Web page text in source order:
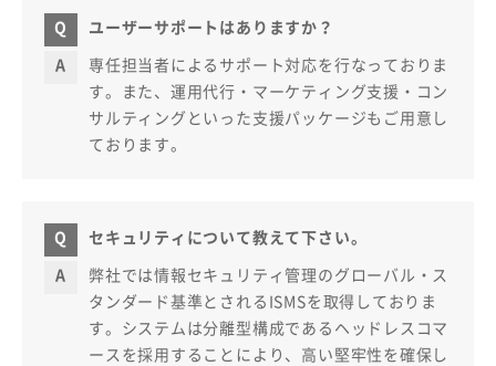
ユーザーサポートはありますか？
専任担当者によるサポート対応を行なっておりま
す。また、運用代行・マーケティング支援・コン
サルティングといった支援パッケージもご用意し
ております。
セキュリティについて教えて下さい。
弊社では情報セキュリティ管理のグローバル・ス
タンダード基準とされるISMSを取得しておりま
す。システムは分離型構成であるヘッドレスコマ
ースを採用することにより、高い堅牢性を確保し